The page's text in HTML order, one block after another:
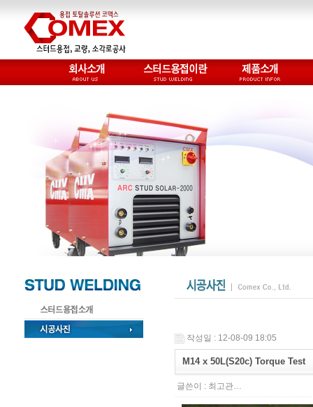
작성일 : 12-08-09 18:05
M14 x 50L(S20c) Torque Test
글쓴이 : 최고관…